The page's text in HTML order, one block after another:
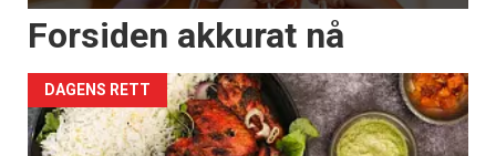
Forsiden akkurat nå
DAGENS RETT